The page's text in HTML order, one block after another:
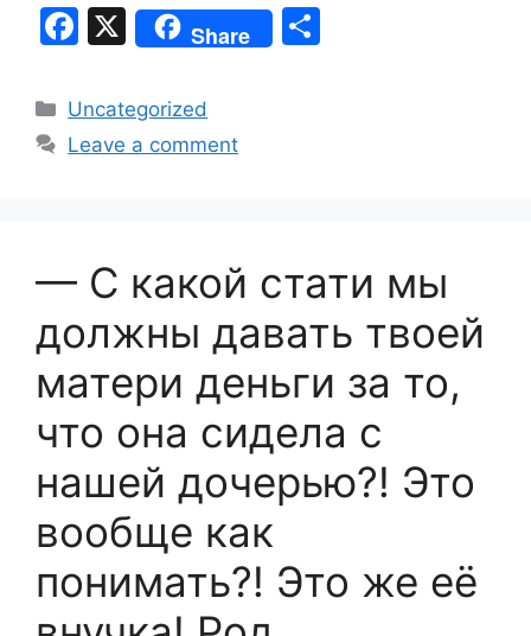
F
c
e
k
X Share
Categories
Uncategorized
Leave a comment
— С какой стати мы
должны давать твоей
матери деньги за то,
что она сидела с
нашей дочерью?! Это
вообще как
понимать?! Это же её